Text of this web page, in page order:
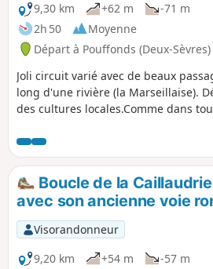
9,30 km
+62 m
-71 m
2h 50
Moyenne
Départ à Pouffonds (Deux-Sèvres)
Joli circuit varié avec de beaux
long d'une rivière (la Marseillaise).
des cultures locales.Comme dans
charmant village de Coubortiges. Ce
larges chemins d'exploitation,
sentiers plus étroits et des liaisons
fréquentées.
Boucle de la
avec son ancienne voie
Visorandonneur
9,20 km
+54 m
-57 m